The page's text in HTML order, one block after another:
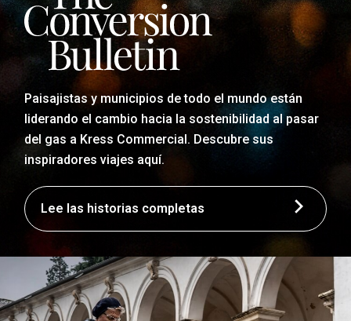
Paisajistas y municipios de todo el mundo están
liderando el cambio hacia la sostenibilidad al pasar
del gas a Kress Commercial. Descubre sus
inspiradores viajes aquí.
Lee las historias completas